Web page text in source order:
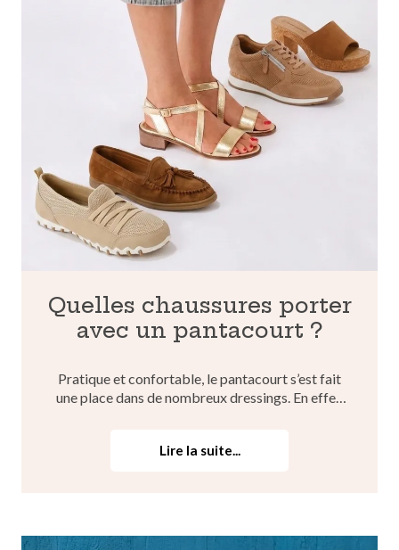
Quelles chaussures porter
avec un pantacourt ?
Pratique et confortable, le pantacourt s’est fait
une place dans de nombreux dressings. En effet,
légère, mais qui ne dévoile pas trop leurs jambes.
Lire la suite...